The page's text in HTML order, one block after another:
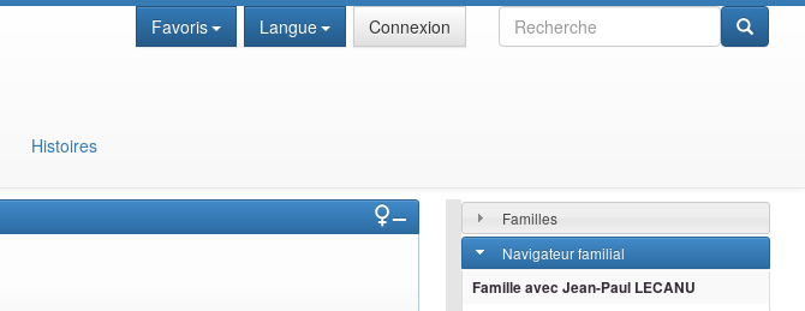
Recherche
Favoris Langue Connexion
Histoires
–
Familles
Navigateur familial
Famille avecJean-Paul LECANU